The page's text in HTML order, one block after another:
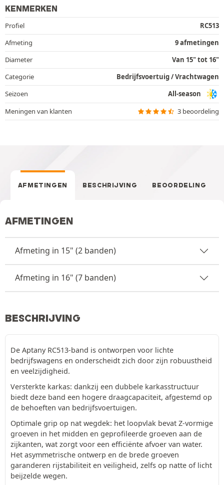
KENMERKEN
Profiel
RC513
Afmeting
9 afmetingen
Diameter
Van 15" tot 16"
Categorie
Bedrijfsvoertuig / Vrachtwagen
Seizoen
All-season
Meningen van klanten
3 beoordeling
AFMETINGEN BESCHRIJVING BEOORDELING
AFMETINGEN
Afmeting in 15" (2 banden)
Afmeting in 16" (7 banden)
BESCHRIJVING
De Aptany RC513-band is ontworpen voor lichte
bedrijfswagens en onderscheidt zich door zijn robuustheid
en veelzijdigheid.
Versterkte karkas: dankzij een dubbele karkasstructuur
biedt deze band een hogere draagcapaciteit, afgestemd op
de behoeften van bedrijfsvoertuigen.
Optimale grip op nat wegdek: het loopvlak bevat Z-vormige
groeven in het midden en geprofileerde groeven aan de
zijkanten, wat zorgt voor een efficiënte afvoer van water.
Het asymmetrische ontwerp en de brede groeven
garanderen rijstabiliteit en veiligheid, zelfs op natte of licht
beijzelde wegen.